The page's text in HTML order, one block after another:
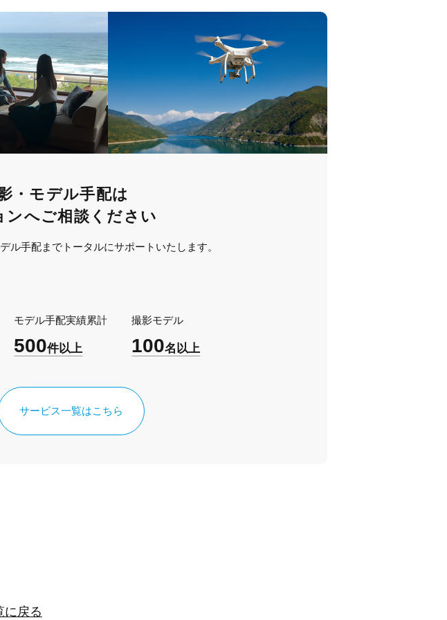
・モデル手配は
ンへご相談ください
ル手配までトータルにサポートいたします。
モデル手配実績累計
500件以上
撮影モデル
100名以上
サービス一覧はこちら
に戻る